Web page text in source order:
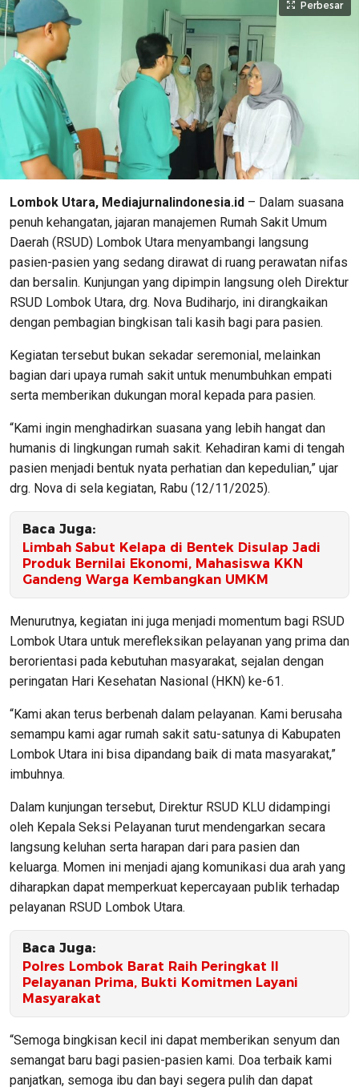
Perbesar
Lombok Utara, Mediajurnalindonesia.id – Dalam suasana
penuh kehangatan, jajaran manajemen Rumah Sakit Umum
Daerah (RSUD) Lombok Utara menyambangi langsung
pasien-pasien yang sedang dirawat di ruang perawatan nifas
dan bersalin. Kunjungan yang dipimpin langsung oleh Direktur
RSUD Lombok Utara, drg. Nova Budiharjo, ini dirangkaikan
dengan pembagian bingkisan tali kasih bagi para pasien.
Kegiatan tersebut bukan sekadar seremonial, melainkan
bagian dari upaya rumah sakit untuk menumbuhkan empati
serta memberikan dukungan moral kepada para pasien.
“Kami ingin menghadirkan suasana yang lebih hangat dan
humanis di lingkungan rumah sakit. Kehadiran kami di tengah
pasien menjadi bentuk nyata perhatian dan kepedulian,” ujar
drg. Nova di sela kegiatan, Rabu (12/11/2025).
Baca Juga:
Limbah Sabut Kelapa di Bentek Disulap Jadi
Produk Bernilai Ekonomi, Mahasiswa KKN
Gandeng Warga Kembangkan UMKM
Menurutnya, kegiatan ini juga menjadi momentum bagi RSUD
Lombok Utara untuk merefleksikan pelayanan yang prima dan
berorientasi pada kebutuhan masyarakat, sejalan dengan
peringatan Hari Kesehatan Nasional (HKN) ke-61.
“Kami akan terus berbenah dalam pelayanan. Kami berusaha
semampu kami agar rumah sakit satu-satunya di Kabupaten
Lombok Utara ini bisa dipandang baik di mata masyarakat,”
imbuhnya.
Dalam kunjungan tersebut, Direktur RSUD KLU didampingi
oleh Kepala Seksi Pelayanan turut mendengarkan secara
langsung keluhan serta harapan dari para pasien dan
keluarga. Momen ini menjadi ajang komunikasi dua arah yang
diharapkan dapat memperkuat kepercayaan publik terhadap
pelayanan RSUD Lombok Utara.
Baca Juga:
Polres Lombok Barat Raih Peringkat II
Pelayanan Prima, Bukti Komitmen Layani
Masyarakat
“Semoga bingkisan kecil ini dapat memberikan senyum dan
semangat baru bagi pasien-pasien kami. Doa terbaik kami
panjatkan, semoga ibu dan bayi segera pulih dan dapat